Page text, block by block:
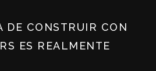
DE CONSTRUIR CON
ES REALMENTE